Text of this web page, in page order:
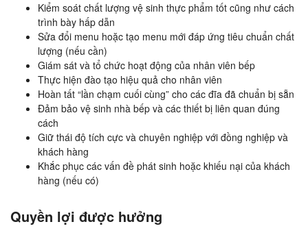
Kiểm soát chất lượng vệ sinh thực phẩm tốt cũng như cách
trình bày hấp dẫn
Sửa đổi menu hoặc tạo menu mới đáp ứng tiêu chuẩn chất
lượng (nếu cần)
Giám sát và tổ chức hoạt động của nhân viên bếp
Thực hiện đào tạo hiệu quả cho nhân viên
Hoàn tất “lần chạm cuối cùng” cho các đĩa đã chuẩn bị sẵn
Đảm bảo vệ sinh nhà bếp và các thiết bị liên quan đúng
cách
Giữ thái độ tích cực và chuyên nghiệp với đồng nghiệp và
khách hàng
Khắc phục các vấn đề phát sinh hoặc khiếu nại của khách
hàng (nếu có)
Quyền lợi được hưởng